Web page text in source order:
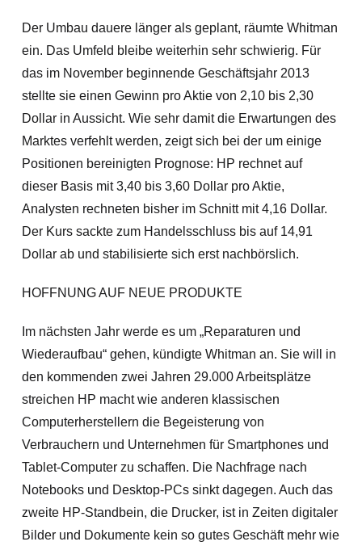
Der Umbau dauere länger als geplant, räumte Whitman
ein. Das Umfeld bleibe weiterhin sehr schwierig. Für
das im November beginnende Geschäftsjahr 2013
stellte sie einen Gewinn pro Aktie von 2,10 bis 2,30
Dollar in Aussicht. Wie sehr damit die Erwartungen des
Marktes verfehlt werden, zeigt sich bei der um einige
Positionen bereinigten Prognose: HP rechnet auf
dieser Basis mit 3,40 bis 3,60 Dollar pro Aktie,
Analysten rechneten bisher im Schnitt mit 4,16 Dollar.
Der Kurs sackte zum Handelsschluss bis auf 14,91
Dollar ab und stabilisierte sich erst nachbörslich.
HOFFNUNG AUF NEUE PRODUKTE
Im nächsten Jahr werde es um „Reparaturen und
Wiederaufbau“ gehen, kündigte Whitman an. Sie will in
den kommenden zwei Jahren 29.000 Arbeitsplätze
streichen HP macht wie anderen klassischen
Computerherstellern die Begeisterung von
Verbrauchern und Unternehmen für Smartphones und
Tablet-Computer zu schaffen. Die Nachfrage nach
Notebooks und Desktop-PCs sinkt dagegen. Auch das
zweite HP-Standbein, die Drucker, ist in Zeiten digitaler
Bilder und Dokumente kein so gutes Geschäft mehr wie